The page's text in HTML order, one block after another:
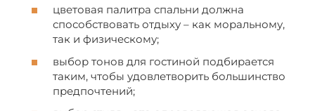
цветовая палитра спальни должна
способствовать отдыху – как моральному,
так и физическому;
выбор тонов для гостиной подбирается
таким, чтобы удовлетворить большинство
предпочтений;